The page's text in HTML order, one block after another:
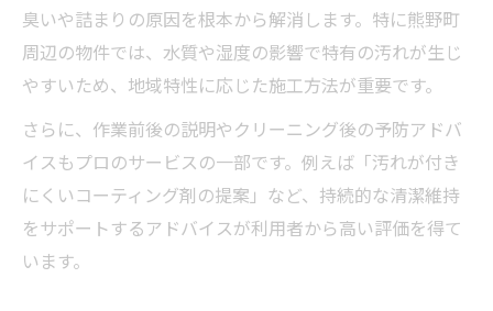
臭いや詰まりの原因を根本から解消します。特に熊野町
周辺の物件では、水質や湿度の影響で特有の汚れが生じ
やすいため、地域特性に応じた施工方法が重要です。
さらに、作業前後の説明やクリーニング後の予防アドバ
イスもプロのサービスの一部です。例えば「汚れが付き
にくいコーティング剤の提案」など、持続的な清潔維持
をサポートするアドバイスが利用者から高い評価を得て
います。